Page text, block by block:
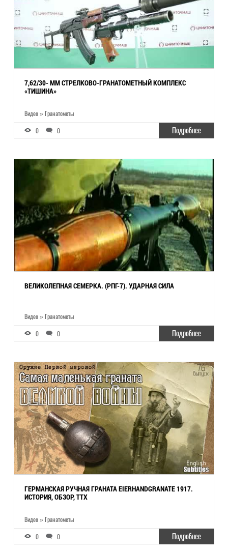
7,62/30- ММ СТРЕЛКОВО-ГРАНАТОМЕТНЫЙ КОМПЛЕКС
«ТИШИНА»
Видео » Гранатометы
0 0 Подробнее
ВЕЛИКОЛЕПНАЯ СЕМЕРКА. (РПГ-7). УДАРНАЯ СИЛА
Видео » Гранатометы
0 0 Подробнее
ГЕРМАНСКАЯ РУЧНАЯ ГРАНАТА EIERHANDGRANATE 1917.
ИСТОРИЯ, ОБЗОР, ТТХ
Видео » Гранатометы
0 0 Подробнее